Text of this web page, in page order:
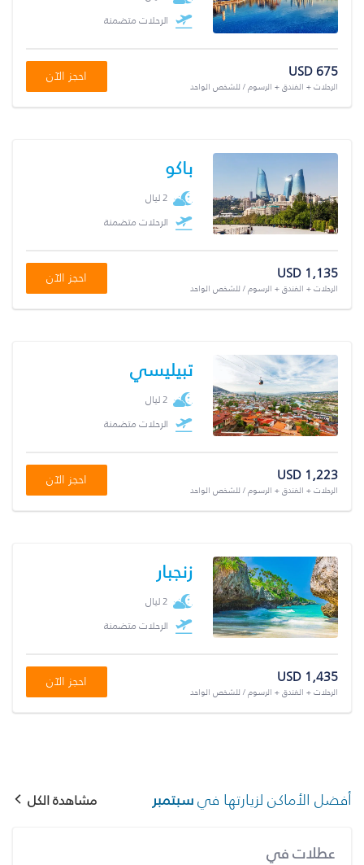
الرحلات متضمنة
USD 675
الرحلات + الفندق + الرسوم / للشخص الواحد
احجز الآن
باكو
2 ليال
الرحلات متضمنة
USD 1,135
الرحلات + الفندق + الرسوم / للشخص الواحد
احجز الآن
تبيليسي
2 ليال
الرحلات متضمنة
USD 1,223
الرحلات + الفندق + الرسوم / للشخص الواحد
احجز الآن
زنجبار
2 ليال
الرحلات متضمنة
USD 1,435
الرحلات + الفندق + الرسوم / للشخص الواحد
احجز الآن
أفضل الأماكن لزيارتها فيسبتمبر مشاهدة الكل
عطلات في